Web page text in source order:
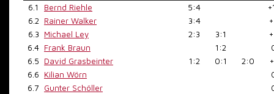
6.1
Bernd Riehle 5:4
6.2
Rainer Walker 3:4
6.3
Michael Ley 2:3 3:1
6.4 Frank Braun 1:2
6.5
David Grasbeinter 1:2 0:1 2:0
6.6
Kilian Wörn
6.7
Gunter Schöller